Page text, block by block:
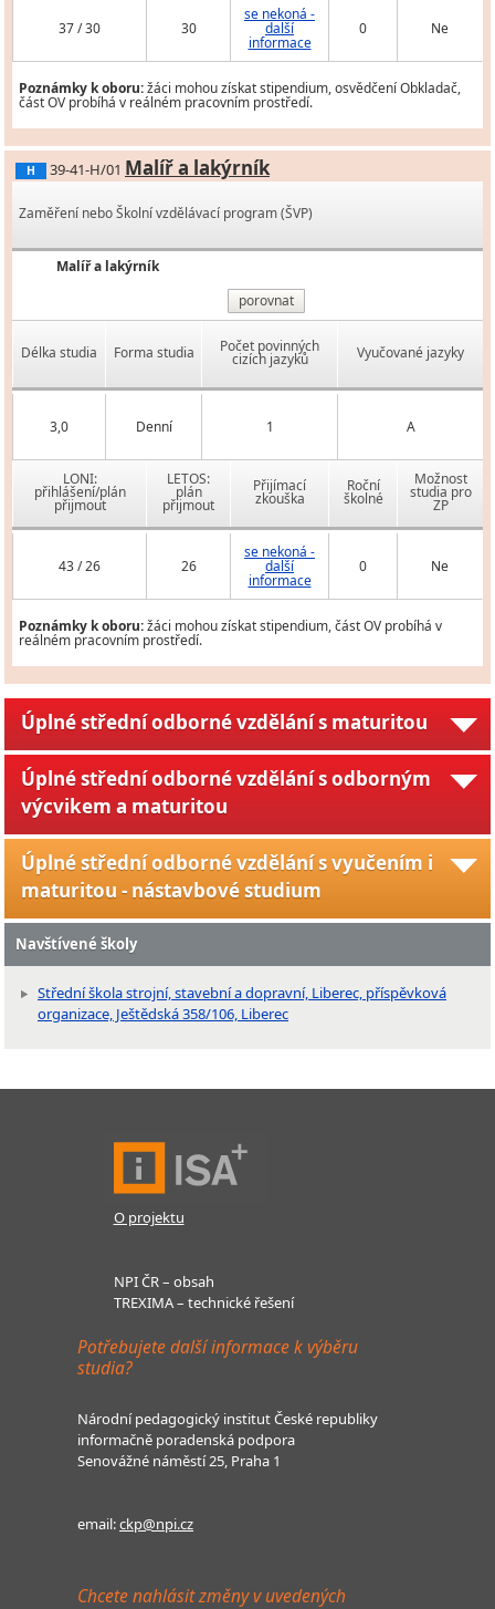
37 / 30 30
se nekoná -
další
informace
0 Ne
Poznámky k oboru:žáci mohou získat stipendium, osvědčení Obkladač,
část OV probíhá v reálném pracovním prostředí.
H 39-41-H/01 Malíř a lakýrník
Zaměření nebo Školní vzdělávací program (ŠVP)
Malíř a lakýrník
porovnat
Délka studia Forma studia Počet povinných
cizích jazyků Vyučované jazyky
3,0 Denní 1 A
LONI:
přihlášení/plán
přijmout
LETOS:
plán
přijmout
Přijímací
zkouška
Roční
školné
Možnost
studia pro
ZP
43 / 26 26
se nekoná -
další
informace
0 Ne
Poznámky k oboru:žáci mohou získat stipendium, část OV probíhá v
reálném pracovním prostředí.
Úplné střední odborné vzdělání s maturitou
Úplné střední odborné vzdělání s odborným
výcvikem a maturitou
Úplné střední odborné vzdělání s vyučením i
maturitou - nástavbové studium
Navštívené školy
Střední škola strojní, stavební a dopravní, Liberec, příspěvková
organizace, Ještědská 358/106, Liberec
O projektu
NPI ČR – obsah
TREXIMA – technické řešení
Potřebujete další informace k výběru
studia?
Národní pedagogický institut České republiky
informačně poradenská podpora
Senovážné náměstí 25, Praha 1
email:ckp@npi.cz
Chcete nahlásit změny v uvedených